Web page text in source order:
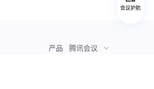
会议护航
产品 腾讯会议